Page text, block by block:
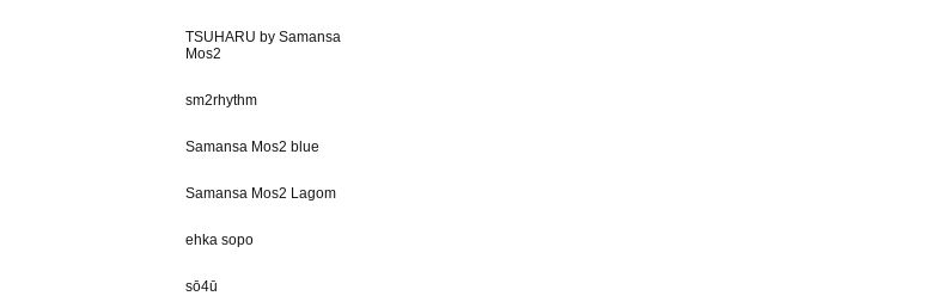
TSUHARU by Samansa
Mos2
sm2rhythm
Samansa Mos2 blue
Samansa Mos2 Lagom
ehka sopo
sō4ū